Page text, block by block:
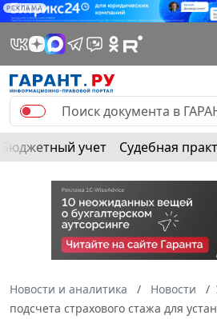
РЕКЛАМА
Бюджетный учет Судебная
Новости и аналитика Новости
подсчета страхового стажа для